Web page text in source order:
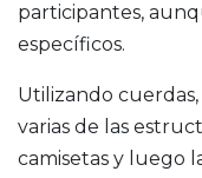
participantes,
específicos.
Utilizando
varias de las
camisetas y luego